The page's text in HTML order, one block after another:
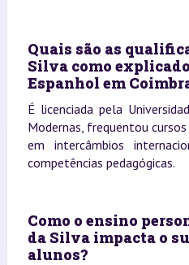
Quais são as
Silva como
Espanhol em
É licenciada pela
Modernas, frequentou
em intercâmbios
competências pedagógicas.
Como o ensino
da Silva impacta o
alunos?